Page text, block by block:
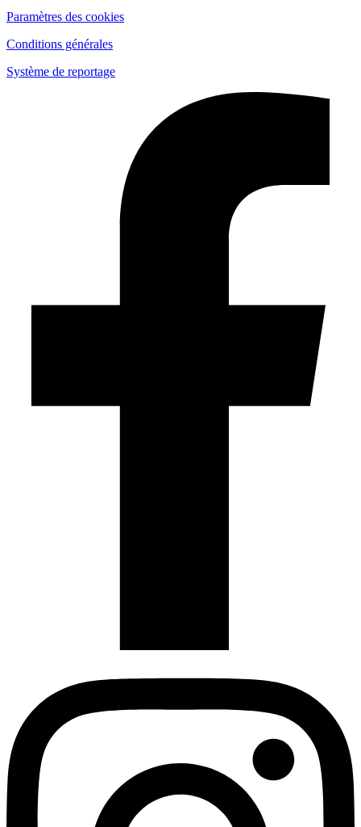
Paramètres des cookies
Conditions générales
Système de reportage